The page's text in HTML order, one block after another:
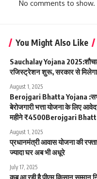
No comments to show.
You Might Also Like
Sauchalay Yojana
रजिस्ट्रेशन शुरू, सरकार से
August 1, 2025
Berojgari Bhatta Yojana
बेरोजगारी भत्ता योजना के लिए
महीने ₹4500Berojgari
August 1, 2025
प्रधानमंत्री आवास योजना की
ज्यादा घर अब भी अधूरे
July 17, 2025
कब आ रही है पीएम किसान सम्मान